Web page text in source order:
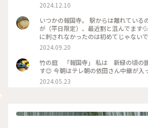
2024.12.10
いつかの報国寺。 駅からは離れている
が（平日限定）、最近割と混んでます
に刺されなかったのは初めてじゃない
た〜🦟 #ことりっぷ旅2024 #鎌倉
2024.09.20
竹の庭 「報国寺」 私は 新緑の頃の鎌倉がいちばん好きで
す😊 今朝はテレ朝の依田さん中継が
2024.05.23